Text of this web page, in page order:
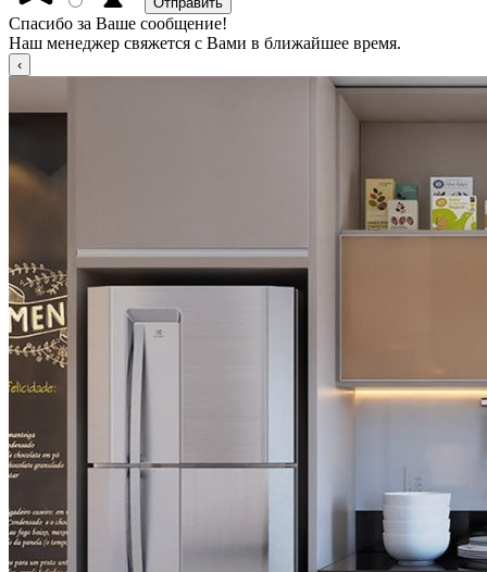
Спасибо за Ваше сообщение!
Наш менеджер свяжется с Вами в ближайшее время.